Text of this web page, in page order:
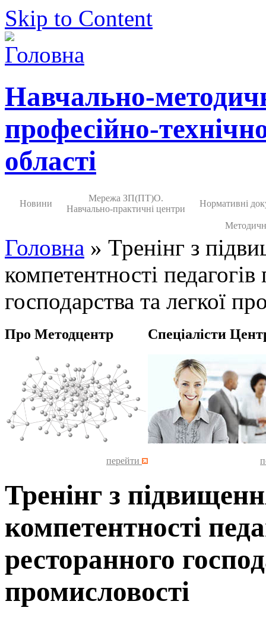
Skip to Content
Навчально-
професійно-
області
Новини
Мережа ЗП(ПТ)О.
Навчально-практичні центри
Нормативні
Головна » Тренінг з
компетентності
господарства та легкої
Про Методцентр
перейти
Спеціалісти
Тренінг з
компетентності
ресторанного
промисловості